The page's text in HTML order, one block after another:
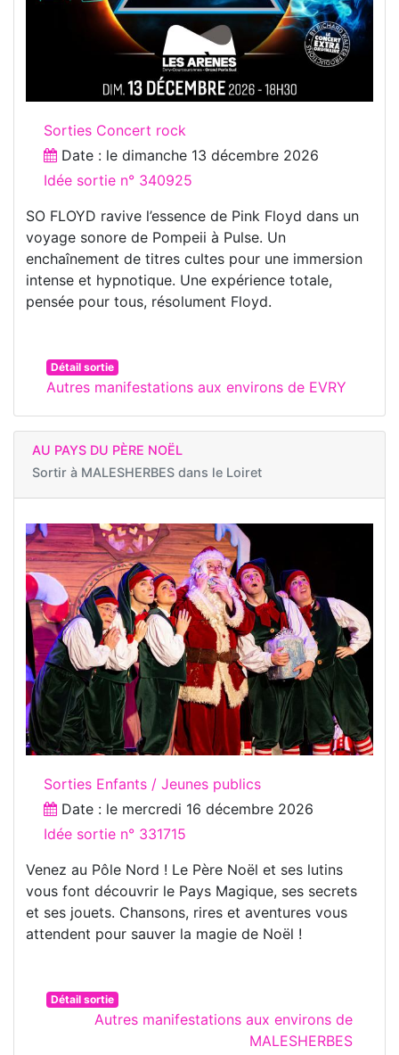
Sorties Concert rock
Date : le dimanche 13 décembre 2026
Idée sortie n° 340925
SO FLOYD ravive l’essence de Pink Floyd dans un
voyage sonore de Pompeii à Pulse. Un
enchaînement de titres cultes pour une immersion
intense et hypnotique. Une expérience totale,
pensée pour tous, résolument Floyd.
Détail sortie
Autres manifestations aux environs de EVRY
AU PAYS DU PÈRE NOËL
Sortir à MALESHERBES dans le Loiret
Sorties Enfants / Jeunes publics
Date : le mercredi 16 décembre 2026
Idée sortie n° 331715
Venez au Pôle Nord ! Le Père Noël et ses lutins
vous font découvrir le Pays Magique, ses secrets
et ses jouets. Chansons, rires et aventures vous
attendent pour sauver la magie de Noël !
Détail sortie
Autres manifestations aux environs de
MALESHERBES